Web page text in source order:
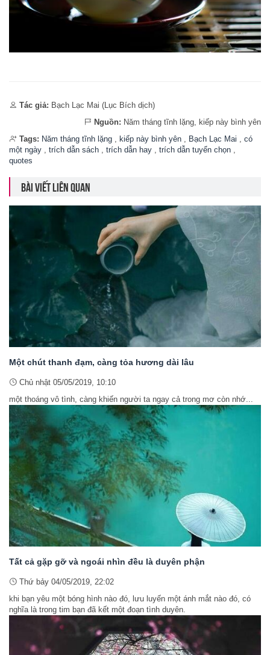
Tác giả: Bạch Lạc Mai (Lục Bích dịch)
Nguồn: Năm tháng tĩnh lặng, kiếp này bình yên
Tags: Năm tháng tĩnh lặng , kiếp này bình yên , Bạch Lạc Mai , có
một ngày , trích dẫn sách , trích dẫn hay , trích dẫn tuyển chọn ,
quotes
BÀI VIẾT LIÊN QUAN
Một chút thanh đạm, càng tỏa hương dài lâu
Chủ nhật 05/05/2019, 10:10
một thoáng vô tình, càng khiến người ta ngay cả trong mơ còn nhớ...
Tất cả gặp gỡ và ngoái nhìn đều là duyên phận
Thứ bảy 04/05/2019, 22:02
khi bạn yêu một bóng hình nào đó, lưu luyến một ánh mắt nào đó, có
nghĩa là trong tim bạn đã kết một đoạn tình duyên.